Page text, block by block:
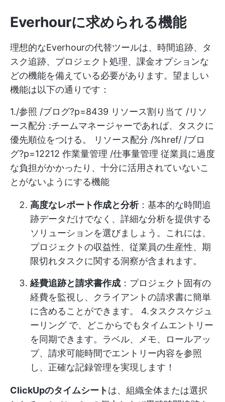
Everhourに求められる機能
理想的なEverhourの代替ツールは、時間追跡、タ
スク追跡、プロジェクト処理、課金オプションな
どの機能を備えている必要があります。望ましい
機能は以下の通りです：
1./参照 /ブログ?p=8439 リソース割り当て /リソ
ース配分 :チームマネージャーであれば、タスクに
優先順位をつける。 リソース配分 /%href/ /ブロ
グ?p=12212 作業量管理 /仕事量管理 従業員に過度
な負担がかかったり、十分に活用されていないこ
とがないようにする機能
高度なレポート作成と分析：基本的な時間追
跡データだけでなく、詳細な分析を提供する
ソリューションを選びましょう。これには、
プロジェクトの収益性、従業員の生産性、期
限切れタスクに関する洞察が含まれます。
経費追跡と請求書作成 ：プロジェクト固有の
経費を監視し、クライアントの請求書に簡単
に含めることができます。 4.タスクスケジュ
ーリングで、どこからでもタイムエントリー
を同期できます。ラベル、メモ、ロールアッ
プ、請求可能時間でエントリー内容を参照
し、正確な記録管理を実現します！
ClickUpのタイムシートは、組織全体または選択